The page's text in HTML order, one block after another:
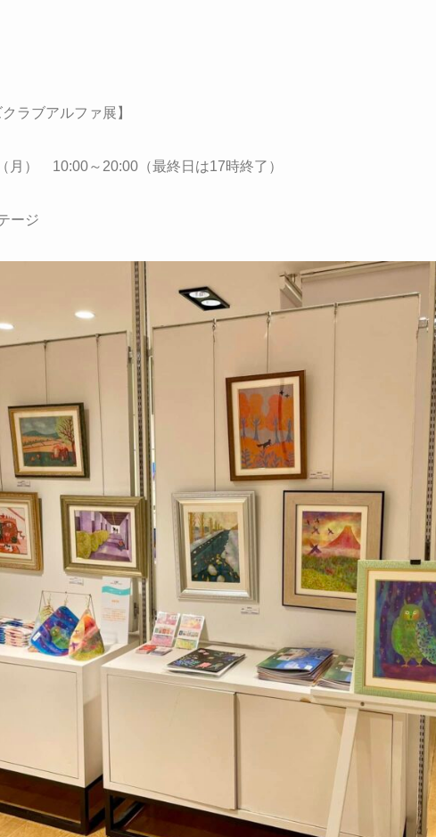
ラブアルファ展】
月） 10:00～20:00（最終日は17時終了）
ージ